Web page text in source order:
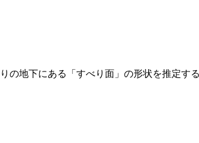
地下にある「すべり面」の形状を推定す